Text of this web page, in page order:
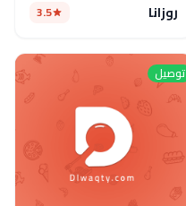
روزانا 3.5
توصيل